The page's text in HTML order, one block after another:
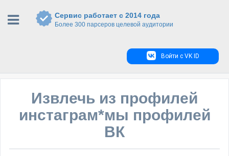
Сервис работает с 2014 года
Более 300 парсеров целевой аудитории
Войти с VK ID
Извлечь из профилей
инстаграм*мы профилей
ВК